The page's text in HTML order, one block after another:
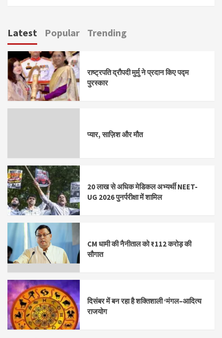
Latest Popular Trending
राष्ट्रपति द्रौपदी मुर्मु ने प्रदान किए पद्म
पुरस्कार
प्यार, साज़िश और मौत
20 लाख से अधिक मेडिकल अभ्यर्थी NEET-
UG 2026 पुनर्परीक्षा में शामिल
CM धामी की नैनीताल को ₹112 करोड़ की
सौगात
दिसंबर में बन रहा है शक्तिशाली ‘मंगल–आदित्य
राजयोग